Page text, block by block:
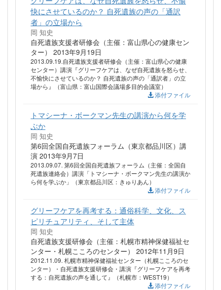
快にさせているのか？ 自死遺族の声の「通訳
者」の立場から
岡 知史
自死遺族支援者研修会（主催：富山県心の健康セン
ター） 2013年9月19日
2013.09.19.自死遺族支援者研修会（主催：富山県心の健康
センター）講演『グリーフケアは、なぜ自死遺族を怒らせ、
不愉快にさせているのか？ 自死遺族の声の「通訳者」の立
場から』（富山県：富山国際会議場多目的会議室）
添付ファイル
トマシーナ・ボークマン先生の講演から何を学
ぶか
岡 知史
第6回全国自死遺族フォーラム（東京都品川区）講
演 2013年9月7日
2013.09.07. 第6回全国自死遺族フォーラム（主催：全国自
死遺族連絡会）講演「トマシーナ・ボークマン先生の講演か
ら何を学ぶか」（東京都品川区：きゅりあん）
添付ファイル
グリーフケアを再考する：通俗科学、文化、ス
ピリチュアリティ、そして主体
岡 知史
自死遺族支援研修会（主催：札幌市精神保健福祉セ
ンター・札幌こころのセンター） 2012年11月9日
2012.11.09. 札幌市精神保健福祉センター（札幌こころのセ
ンター）・自死遺族支援研修会・講演『グリーフケアを再考
する：自死遺族の声を通して』（札幌市：WEST19）
添付ファイル